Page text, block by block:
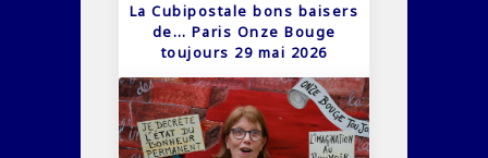
La Cubipostale bons baisers
de… Paris Onze Bouge
toujours 29 mai 2026